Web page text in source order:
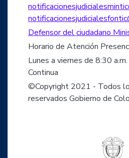
Defensor del ciudadano
Horario de Atención
Lunes a viernes de 8:30
Continua
©Copyright 2021 - Todos
reservados Gobierno de